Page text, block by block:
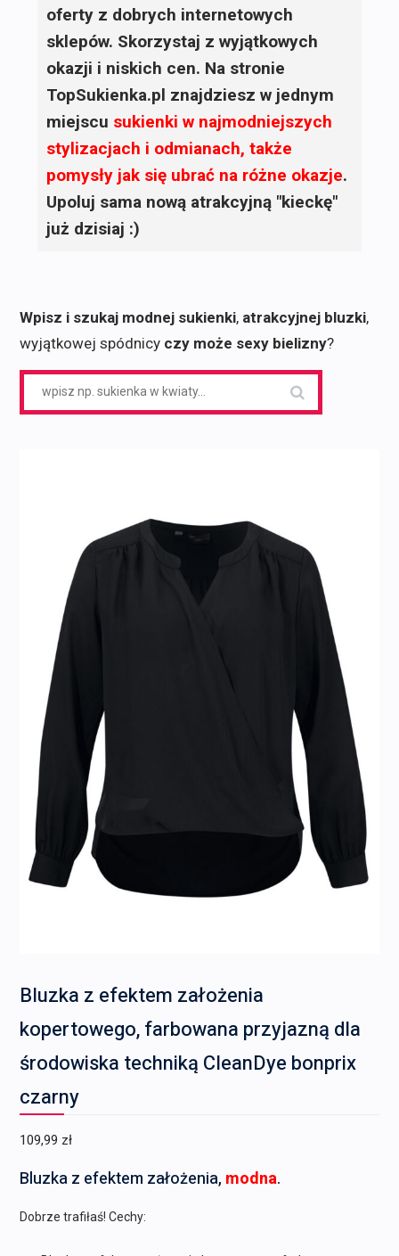
oferty z dobrych internetowych
sklepów. Skorzystaj z wyjątkowych
okazji i niskich cen. Na stronie
TopSukienka.pl znajdziesz w jednym
miejscu sukienki w najmodniejszych
stylizacjach i odmianach, także
pomysły jak się ubrać na różne okazje.
Upoluj sama nową atrakcyjną "kieckę"
już dzisiaj :)
Wpisz i szukaj modnej sukienki, atrakcyjnej bluzki,
wyjątkowej spódnicy czy może sexy bielizny?
Bluzka z efektem założenia
kopertowego, farbowana przyjazną dla
środowiska techniką CleanDye bonprix
czarny
109,99 zł
Bluzka z efektem założenia, modna.
Dobrze trafiłaś! Cechy: